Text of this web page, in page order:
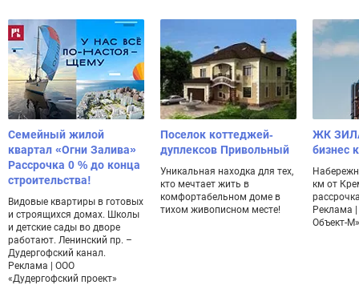
Семейный жилой
квартал «Огни Залива»
Рассрочка 0 % до конца
строительства!
Видовые квартиры в готовых
и строящихся домах. Школы
и детские сады во дворе
работают. Ленинский пр. –
Дудергофский канал.
Реклама | ООО
«Дудергофский проект»
Поселок коттеджей-
дуплексов Привольный
Уникальная находка для тех,
кто мечтает жить в
комфортабельном доме в
тихом живописном месте!
ЖК
бизнес
км от
Реклама
Объект-М»